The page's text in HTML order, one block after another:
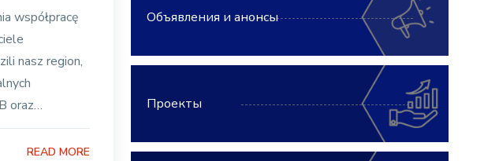
współpracę
nasz region,
oraz
dla
READ MORE
Объявления и анонсы
Проекты